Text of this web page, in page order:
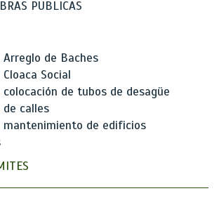
PUBLICAS
de Baches
Social
de tubos de desagüe
de calles
mantenimiento de edificios